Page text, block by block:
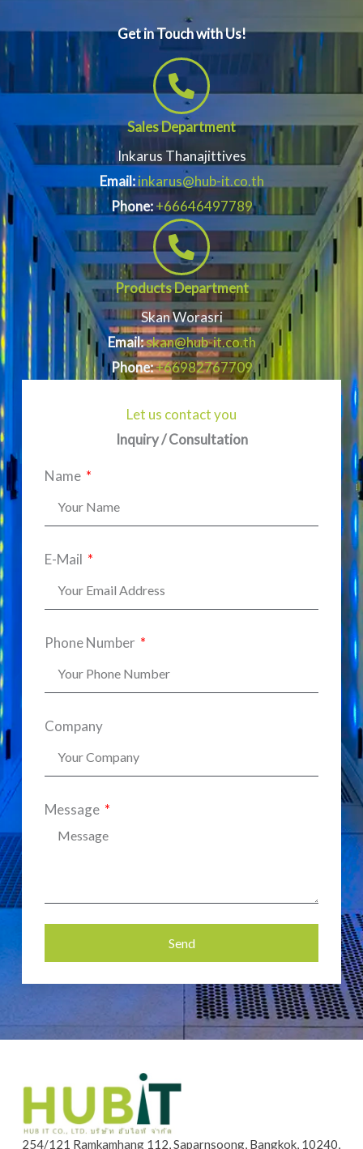
Get in Touch with Us!
Sales Department
Inkarus Thanajittives
Email: inkarus@hub-it.co.th
Phone: +66646497789
Products Department
Skan Worasri
Email:skan@hub-it.co.th
Phone:+66982767709
Let us contact you
Inquiry / Consultation
Name
E-Mail
Phone Number
Company
Message
Send
254/121 Ramkamhang 112, Saparnsoong, Bangkok, 10240,